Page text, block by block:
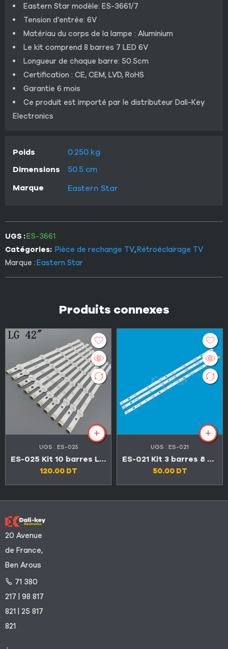
Eastern Star modèle: ES-3661/7
Tension d’entrée: 6V
Matériau du corps de la lampe : Aluminium
Le kit comprend 8 barres 7 LED 6V
Longueur de chaque barre: 50.5cm
Certification : CE, CEM, LVD, RoHS
Garantie 6 mois
Ce produit est importé par le distributeur Dali-Key
Electronics
Poids
0.250 kg
Dimensions
50.5 cm
Marque
Eastern Star
UGS :ES-3661
Catégories: Pièce de rechange TV,Rétroéclairage TV
Marque :Eastern Star
Produits connexes
UGS : ES-025
ES-025 Kit 10 barres LED TV LG 42″ série LA et LN
120.00 DT
UGS : ES-021
ES-021 Kit 3 barres 8 LED TV SONY 32″
50.00 DT
20 Avenue
de France,
Ben Arous
71 380
217 | 98 817
821 | 25 817
821